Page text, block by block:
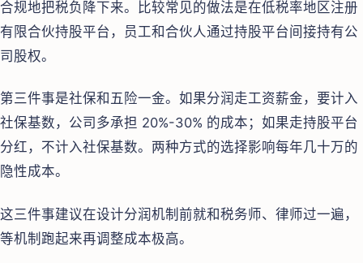
合规地把税负降下来。比较常见的做法是在低税率地区注册
有限合伙持股平台，员工和合伙人通过持股平台间接持有公
司股权。
第三件事是社保和五险一金。如果分润走工资薪金，要计入
社保基数，公司多承担 20%-30% 的成本；如果走持股平台
分红，不计入社保基数。两种方式的选择影响每年几十万的
隐性成本。
这三件事建议在设计分润机制前就和税务师、律师过一遍，
等机制跑起来再调整成本极高。